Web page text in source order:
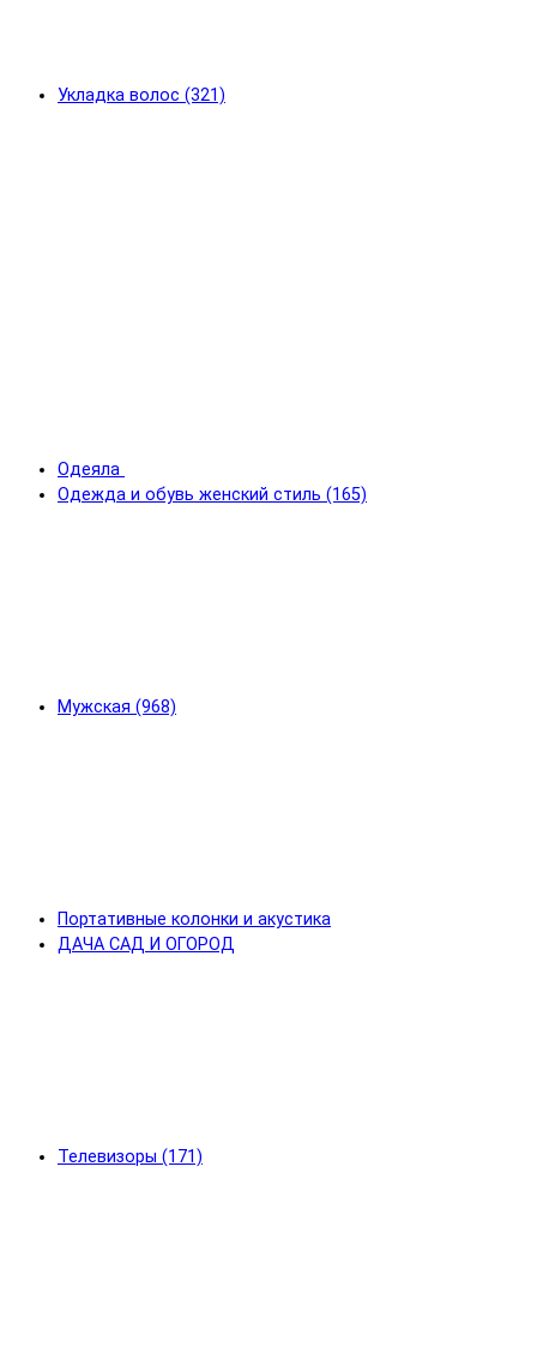
Укладка волос (321)
Одеяла
Одежда и обувь женский стиль (165)
Мужская (968)
Портативные колонки и акустика
ДАЧА САД И ОГОРОД
Телевизоры (171)